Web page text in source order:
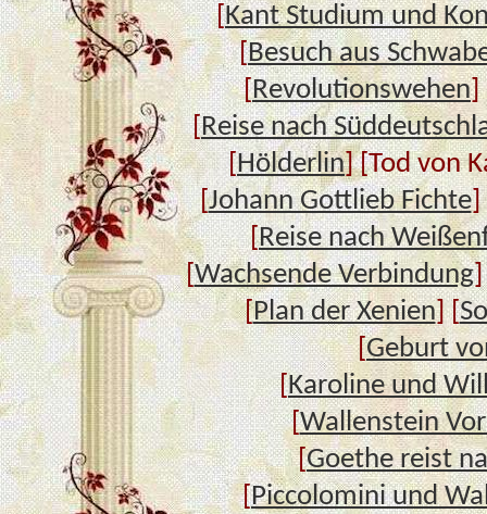
[Kant Studium und
[Besuch aus
[Revolutionswehen]
[Reise nach
[Hölderlin] [Tod von
[Johann Gottlieb Fichte]
[Reise nach
[Wachsende Verbindung]
[Plan der Xenien] [
[Geburt
[Karoline und
[Wallenstein
[Goethe reist
[Piccolomini und